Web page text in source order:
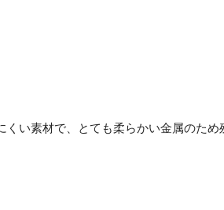
い素材で、とても柔らかい金属のた